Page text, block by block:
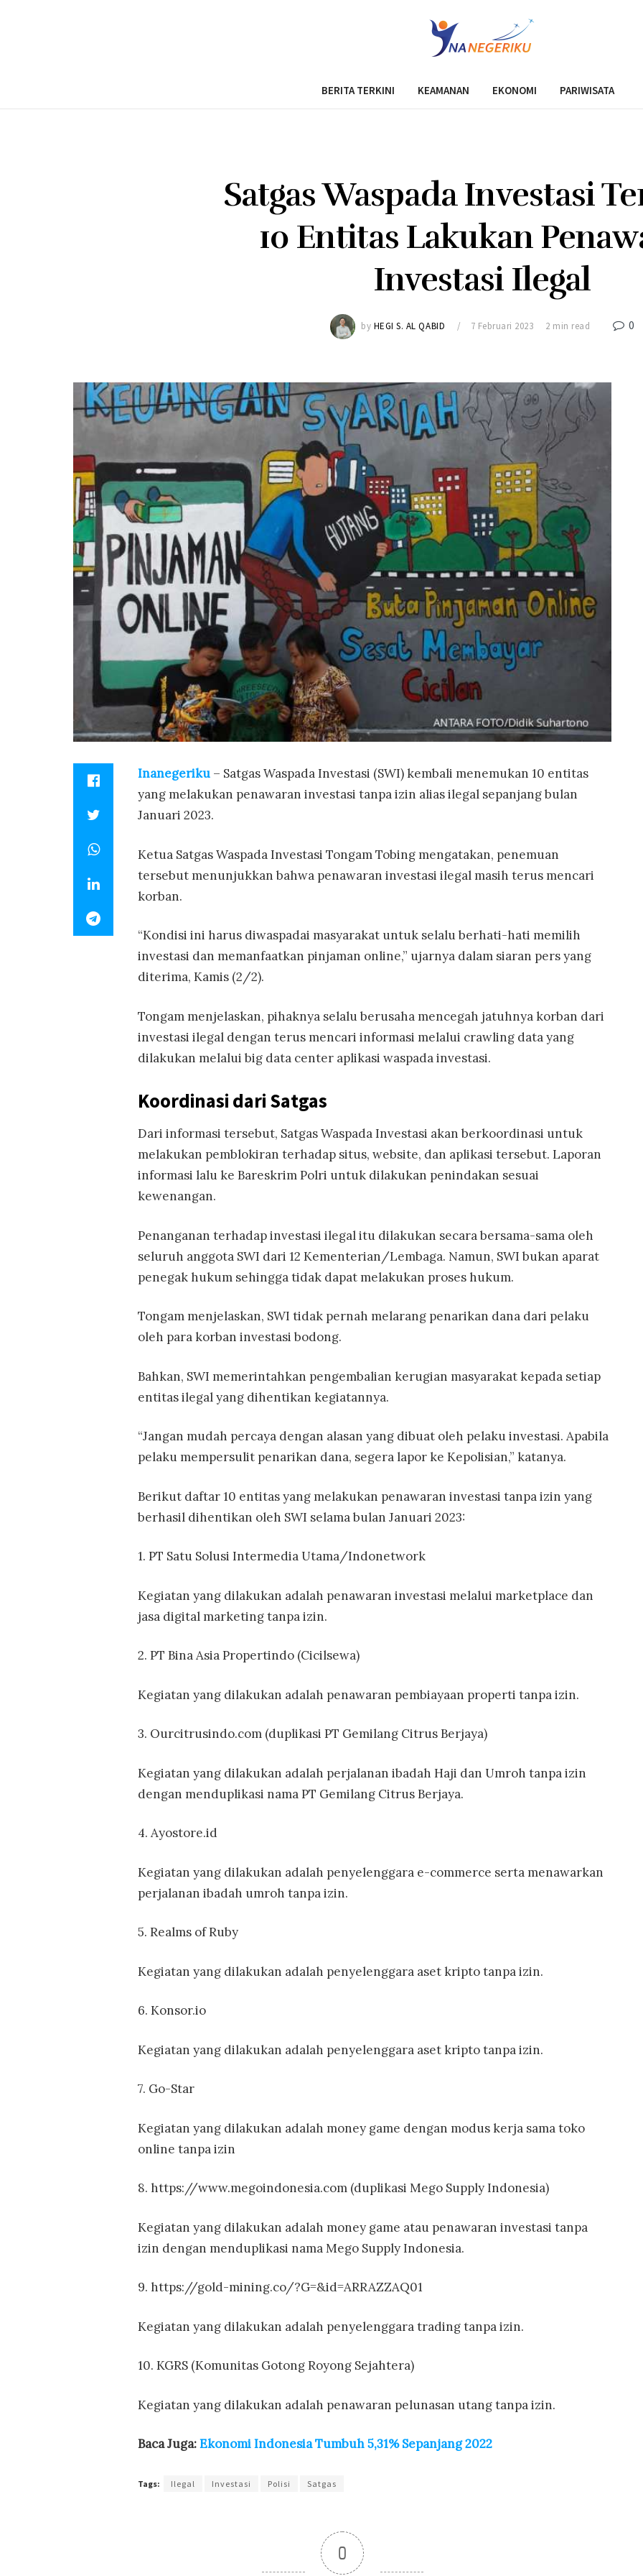
BERITA TERKINI KEAMANAN EKONOMI PARIWISATA
Satgas Waspada Investasi
10 Entitas Lakukan
Investasi Ilegal
by HEGI S. AL QABID 7 Februari 2023 2 min read 0
Inanegeriku – Satgas Waspada Investasi (SWI) kembali menemukan 10 entitas
yang melakukan penawaran investasi tanpa izin alias ilegal sepanjang bulan
Januari 2023.
Ketua Satgas Waspada Investasi Tongam Tobing mengatakan, penemuan
tersebut menunjukkan bahwa penawaran investasi ilegal masih terus mencari
korban.
“Kondisi ini harus diwaspadai masyarakat untuk selalu berhati-hati memilih
investasi dan memanfaatkan pinjaman online,” ujarnya dalam siaran pers yang
diterima, Kamis (2/2).
Tongam menjelaskan, pihaknya selalu berusaha mencegah jatuhnya korban dari
investasi ilegal dengan terus mencari informasi melalui crawling data yang
dilakukan melalui big data center aplikasi waspada investasi.
Koordinasi dari Satgas
Dari informasi tersebut, Satgas Waspada Investasi akan berkoordinasi untuk
melakukan pemblokiran terhadap situs, website, dan aplikasi tersebut. Laporan
informasi lalu ke Bareskrim Polri untuk dilakukan penindakan sesuai
kewenangan.
Penanganan terhadap investasi ilegal itu dilakukan secara bersama-sama oleh
seluruh anggota SWI dari 12 Kementerian/Lembaga. Namun, SWI bukan aparat
penegak hukum sehingga tidak dapat melakukan proses hukum.
Tongam menjelaskan, SWI tidak pernah melarang penarikan dana dari pelaku
oleh para korban investasi bodong.
Bahkan, SWI memerintahkan pengembalian kerugian masyarakat kepada setiap
entitas ilegal yang dihentikan kegiatannya.
“Jangan mudah percaya dengan alasan yang dibuat oleh pelaku investasi. Apabila
pelaku mempersulit penarikan dana, segera lapor ke Kepolisian,” katanya.
Berikut daftar 10 entitas yang melakukan penawaran investasi tanpa izin yang
berhasil dihentikan oleh SWI selama bulan Januari 2023:
1. PT Satu Solusi Intermedia Utama/Indonetwork
Kegiatan yang dilakukan adalah penawaran investasi melalui marketplace dan
jasa digital marketing tanpa izin.
2. PT Bina Asia Propertindo (Cicilsewa)
Kegiatan yang dilakukan adalah penawaran pembiayaan properti tanpa izin.
3. Ourcitrusindo.com (duplikasi PT Gemilang Citrus Berjaya)
Kegiatan yang dilakukan adalah perjalanan ibadah Haji dan Umroh tanpa izin
dengan menduplikasi nama PT Gemilang Citrus Berjaya.
4. Ayostore.id
Kegiatan yang dilakukan adalah penyelenggara e-commerce serta menawarkan
perjalanan ibadah umroh tanpa izin.
5. Realms of Ruby
Kegiatan yang dilakukan adalah penyelenggara aset kripto tanpa izin.
6. Konsor.io
Kegiatan yang dilakukan adalah penyelenggara aset kripto tanpa izin.
7. Go-Star
Kegiatan yang dilakukan adalah money game dengan modus kerja sama toko
online tanpa izin
8. https://www.megoindonesia.com (duplikasi Mego Supply Indonesia)
Kegiatan yang dilakukan adalah money game atau penawaran investasi tanpa
izin dengan menduplikasi nama Mego Supply Indonesia.
9. https://gold-mining.co/?G=&id=ARRAZZAQ01
Kegiatan yang dilakukan adalah penyelenggara trading tanpa izin.
10. KGRS (Komunitas Gotong Royong Sejahtera)
Kegiatan yang dilakukan adalah penawaran pelunasan utang tanpa izin.
Baca Juga:Ekonomi Indonesia Tumbuh 5,31% Sepanjang 2022
Tags: Ilegal Investasi Polisi Satgas
0